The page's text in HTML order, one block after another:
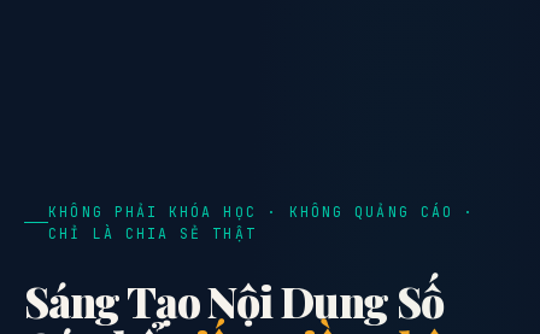
KHÔNG PHẢI KHÓA HỌC · KHÔNG QUẢNG CÁO ·
CHỈ LÀ CHIA SẺ THẬT
Sáng Tạo Nội Dung Số